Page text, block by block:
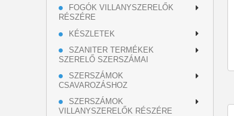
FOGÓK VILLANYSZERELŐK
RÉSZÉRE
KÉSZLETEK
SZANITER TERMÉKEK
SZERELŐ SZERSZÁMAI
SZERSZÁMOK
CSAVAROZÁSHOZ
SZERSZÁMOK
VILLANYSZERELŐK RÉSZÉRE